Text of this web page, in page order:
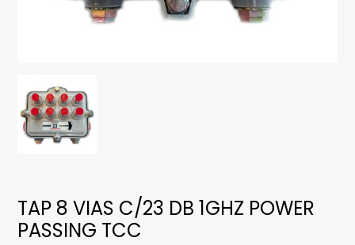
TAP 8 VIAS C/23 DB 1GHZ POWER
PASSING TCC